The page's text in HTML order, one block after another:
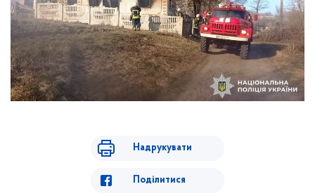
Надрукувати
Поділитися